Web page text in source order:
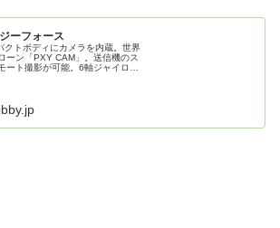
ーフォース
クトボディにカメラを内蔵。世界
ーン「PXY CAM」。送信機のス
ート撮影が可能。6軸ジャイロの